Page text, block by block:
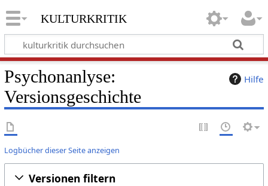
kulturkritik
Hilfe
Psychonanlyse:
Versionsgeschichte
Logbücher dieser Seite anzeigen
Versionen filtern